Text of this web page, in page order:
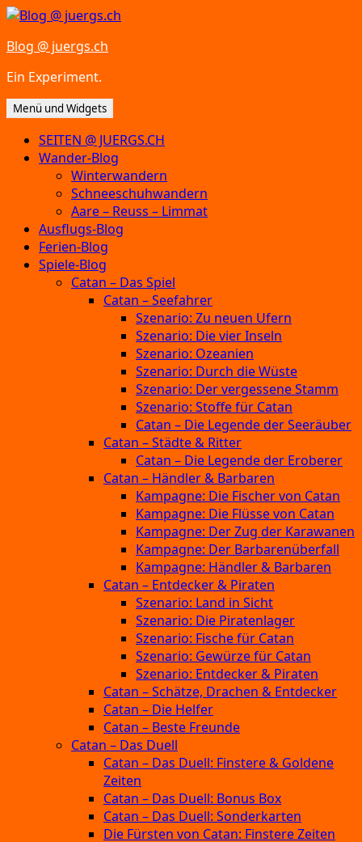
Zum
springen
Blog @ juergs.ch
Ein Experiment.
Menü und Widgets
SEITEN @ JUERGS.CH
Wander-Blog
Winterwandern
Schneeschuhwandern
Aare – Reuss – Limmat
Ausflugs-Blog
Ferien-Blog
Spiele-Blog
Catan – Das Spiel
Catan – Seefahrer
Szenario: Zu neuen Ufern
Szenario: Die vier Inseln
Szenario: Ozeanien
Szenario: Durch die Wüste
Szenario: Der vergessene Stamm
Szenario: Stoffe für Catan
Catan – Die Legende der Seeräuber
Catan – Städte & Ritter
Catan – Die Legende der Eroberer
Catan – Händler & Barbaren
Kampagne: Die Fischer von Catan
Kampagne: Die Flüsse von Catan
Kampagne: Der Zug der Karawanen
Kampagne: Der Barbarenüberfall
Kampagne: Händler & Barbaren
Catan – Entdecker & Piraten
Szenario: Land in Sicht
Szenario: Die Piratenlager
Szenario: Fische für Catan
Szenario: Gewürze für Catan
Szenario: Entdecker & Piraten
Catan – Schätze, Drachen & Entdecker
Catan – Die Helfer
Catan – Beste Freunde
Catan – Das Duell
Catan – Das Duell: Finstere & Goldene
Zeiten
Catan – Das Duell: Bonus Box
Catan – Das Duell: Sonderkarten
Die Fürsten von Catan: Finstere Zeiten